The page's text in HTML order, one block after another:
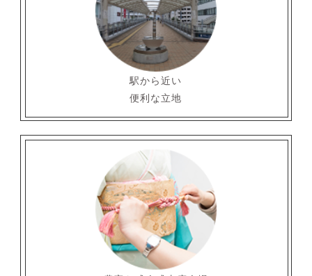
駅から近い
便利な立地